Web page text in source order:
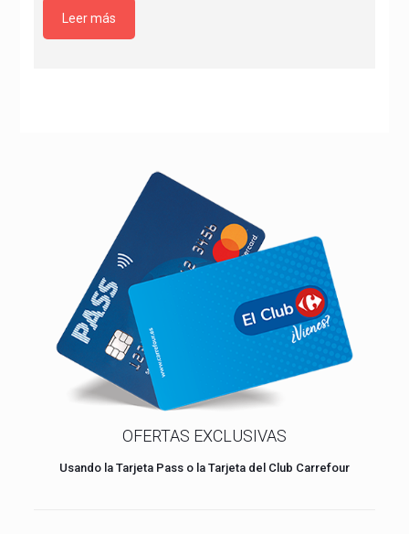
Leer más
OFERTAS EXCLUSIVAS
Usando la Tarjeta Pass o la Tarjeta del Club Carrefour